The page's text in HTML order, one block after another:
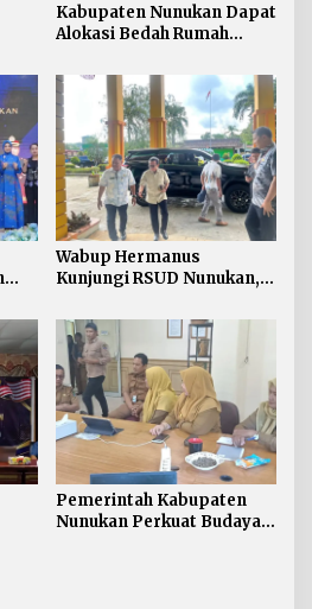
Kabupaten Nunukan Dapat
Alokasi Bedah Rumah
916 Unit
Wabup Hermanus
Kunjungi RSUD Nunukan,
Pelayanan Kesehatan
Pemerintah Kabupaten
Nunukan Perkuat Budaya